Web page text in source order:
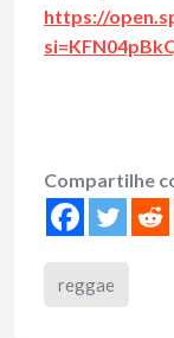
https://
Compartilhe
reggae